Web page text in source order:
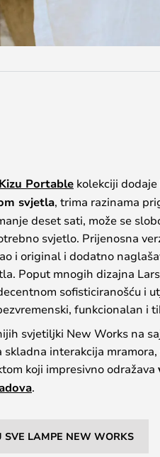
Kizu Portable kolekciji
svjetla, trima razinama
deset sati, može se
svjetlo. Prijenosna
i original i dodatno
Poput mnogih dizajna
sofisticiranošću i
funkcionalan i
svjetiljki New Works na
skladna interakcija
koji impresivno odražava
.
SVE LAMPE NEW WORKS